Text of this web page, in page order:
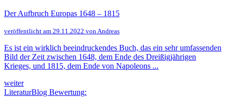
Der Aufbruch Europas 1648 – 1815
veröffentlicht am 29.11.2022 von Andreas
Es ist ein wirklich beeindruckendes Buch, das ein sehr umfassenden
Bild der Zeit zwischen 1648, dem Ende des Dreißigjährigen
Krieges, und 1815, dem Ende von Napoleons ...
weiter
LiteraturBlog Bewertung: